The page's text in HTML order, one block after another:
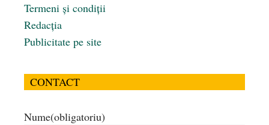
Termeni și condiții
Redacția
Publicitate pe site
CONTACT
Nume(obligatoriu)